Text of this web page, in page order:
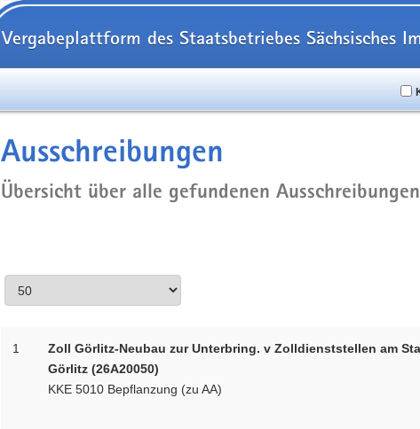
Vergabeplattform des Staatsbetriebes Sächsisches
Ausschreibungen
Übersicht über alle gefundenen Ausschreibungen
1
Zoll Görlitz-Neubau zur Unterbring. v Zolldienststellen am
Görlitz (26A20050)
KKE 5010 Bepflanzung (zu AA)